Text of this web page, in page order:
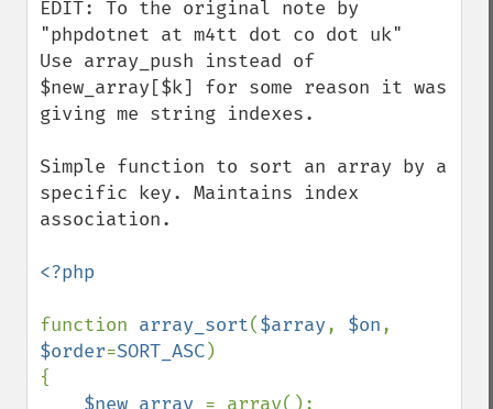
EDIT: To the original note by
"phpdotnet at m4tt dot co dot uk"
Use array_push instead of
$new_array[$k] for some reason it was
giving me string indexes.
Simple function to sort an array by a
specific key. Maintains index
association.
<?php
function array_sort($array, $on
$order=SORT_ASC)
{
$new_array = array();